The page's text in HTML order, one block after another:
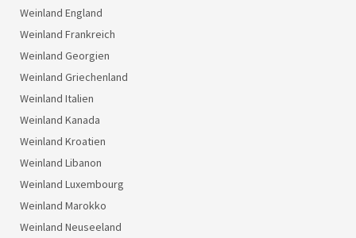
Weinland England
Weinland Frankreich
Weinland Georgien
Weinland Griechenland
Weinland Italien
Weinland Kanada
Weinland Kroatien
Weinland Libanon
Weinland Luxembourg
Weinland Marokko
Weinland Neuseeland